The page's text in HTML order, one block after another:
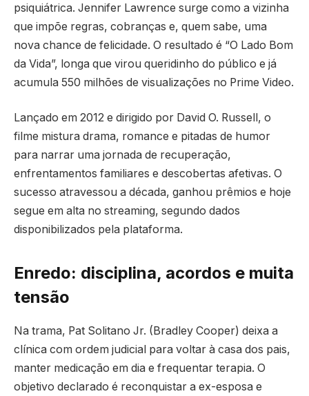
psiquiátrica. Jennifer Lawrence surge como a vizinha
que impõe regras, cobranças e, quem sabe, uma
nova chance de felicidade. O resultado é “O Lado Bom
da Vida”, longa que virou queridinho do público e já
acumula 550 milhões de visualizações no Prime Video.
Lançado em 2012 e dirigido por David O. Russell, o
filme mistura drama, romance e pitadas de humor
para narrar uma jornada de recuperação,
enfrentamentos familiares e descobertas afetivas. O
sucesso atravessou a década, ganhou prêmios e hoje
segue em alta no streaming, segundo dados
disponibilizados pela plataforma.
Enredo: disciplina, acordos e muita
tensão
Na trama, Pat Solitano Jr. (Bradley Cooper) deixa a
clínica com ordem judicial para voltar à casa dos pais,
manter medicação em dia e frequentar terapia. O
objetivo declarado é reconquistar a ex-esposa e